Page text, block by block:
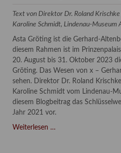
Text von Direktor Dr. Roland
Karoline Schmidt, Lindenau-Museum
Asta Gröting ist die Gerhard-
diesem Rahmen ist im
20. August bis 31. Oktober 2023
Gröting. Das Wesen von x –
sehen. Direktor Dr. Roland
Karoline Schmidt vom Lindenau-
diesem Blogbeitrag das
Jahr 2021 vor.
Weiterlesen …